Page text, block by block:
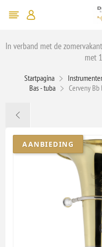
In verband met de
met
Startpagina
Bas - tuba
Cerveny Bb
AANBIEDING